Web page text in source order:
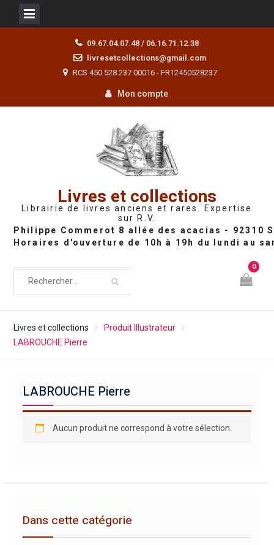
09.67.04.07.48 / 06.16.71.12.38
livresetcollections@gmail.com
RCS 450 528 237 00016 - FR12450528237
Mon compte
Livres et collections
Librairie de livres anciens et rares. Expertise
sur R.V.
0
Livres et collections
Produit Illustrateur
LABROUCHE Pierre
LABROUCHE Pierre
Aucun produit ne correspond à votre sélection.
Dans cette catégorie